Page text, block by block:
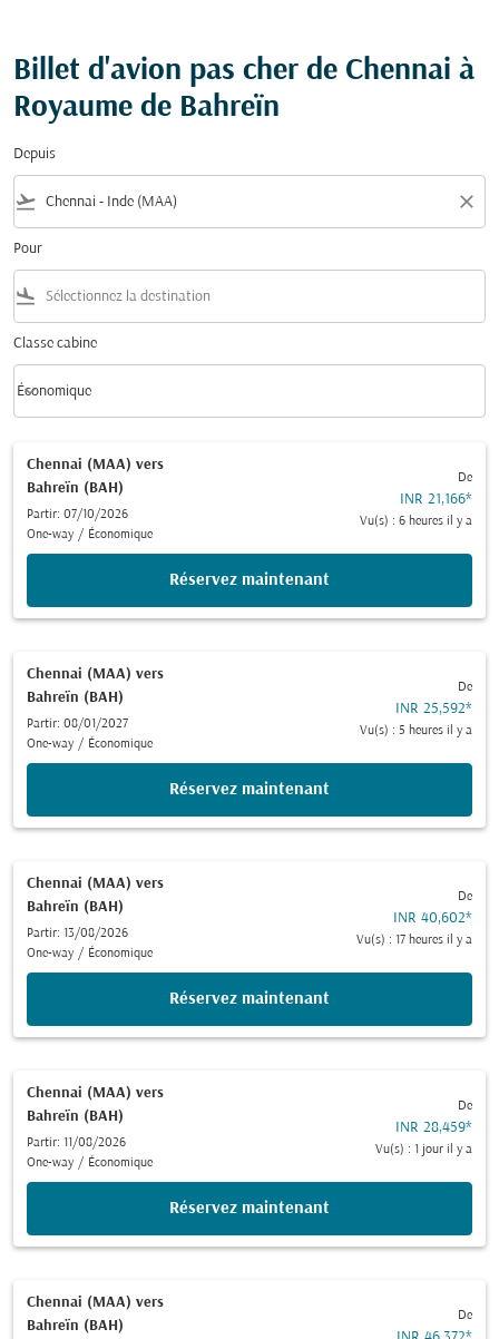
Billet d'avion pas cher de Chennai à
Royaume de Bahreïn
Depuis
flight_takeoff close
Pour
flight_land
Classe cabine
Classe cabine option Économique Selected
Économique
keyboard_arrow_down
Chennai (MAA) vers
Bahreïn (BAH)
Partir: 07/10/2026
One-way / Économique
De
INR 21,166*
Vu(s) : 6 heures il y a
Réservez maintenant
Chennai (MAA) vers
Bahreïn (BAH)
Partir: 08/01/2027
One-way / Économique
De
INR 25,592*
Vu(s) : 5 heures il y a
Réservez maintenant
Chennai (MAA) vers
Bahreïn (BAH)
Partir: 13/08/2026
One-way / Économique
De
INR 40,602*
Vu(s) : 17 heures il y a
Réservez maintenant
Chennai (MAA) vers
Bahreïn (BAH)
Partir: 11/08/2026
One-way / Économique
De
INR 28,459*
Vu(s) : 1 jour il y a
Réservez maintenant
Chennai (MAA) vers
Bahreïn (BAH)
De